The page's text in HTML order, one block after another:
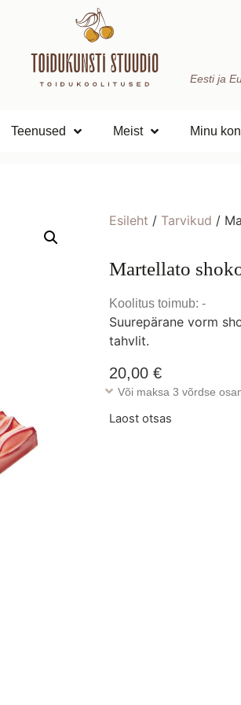
Eesti ja
Teenused Meist Minu
Esileht / Tarvikud /
Martellato
Koolitus toimub: -
Suurepärane vorm
tahvlit.
20,00 €
Või maksa 3 võrdse
Laost otsas